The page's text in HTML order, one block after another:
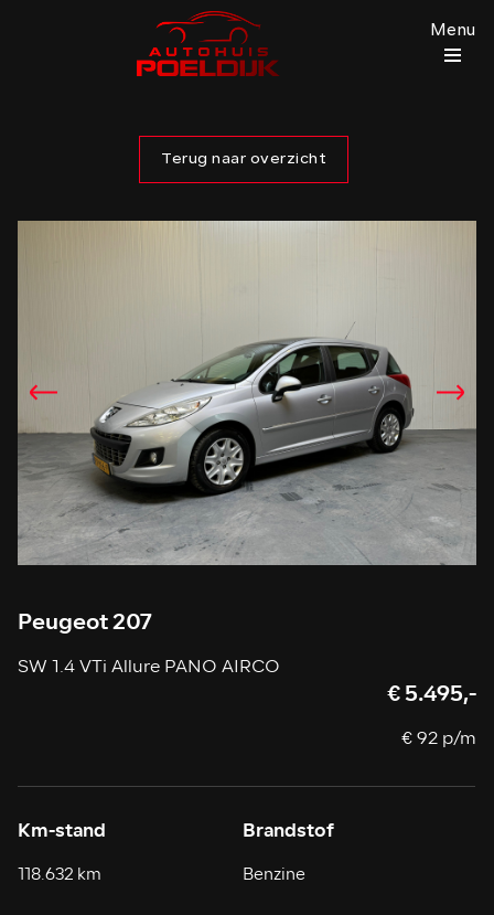
Menu
Terug naar overzicht
Peugeot 207
SW 1.4 VTi Allure PANO AIRCO
€ 5.495,-
€ 92 p/m
Km-stand
118.632 km
Brandstof
Benzine